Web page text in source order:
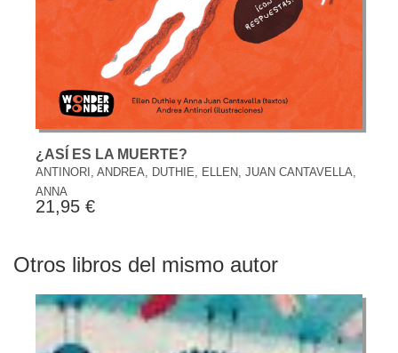
¿ASÍ ES LA MUERTE?
ANTINORI, ANDREA, DUTHIE, ELLEN, JUAN CANTAVELLA,
ANNA
21,95 €
Otros libros del mismo autor